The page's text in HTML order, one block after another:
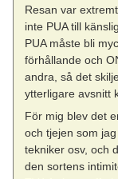
Resan var
inte PUA till
PUA måste bli
förhållande och
andra, så det
ytterligare avsnitt
För mig blev det
och tjejen som
tekniker osv, och
den sortens